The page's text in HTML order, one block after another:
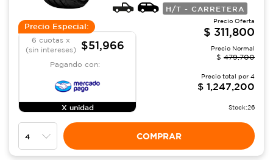
H/T - CARRETERA
Precio Especial:
6 cuotas x
(sin intereses)
$51,966
Pagando con:
X unidad
Precio Oferta
$ 311,800
Precio Normal
$ 479,700
Precio total por 4
$ 1,247,200
Stock:26
COMPRAR